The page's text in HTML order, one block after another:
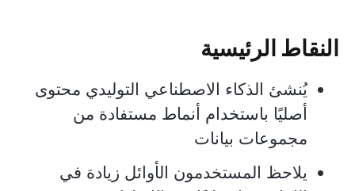
النقاط الرئيسية
يُنشئ الذكاء الاصطناعي التوليدي محتوى
أصليًا باستخدام أنماط مستفادة من
مجموعات بيانات
يلاحظ المستخدمون الأوائل زيادة في